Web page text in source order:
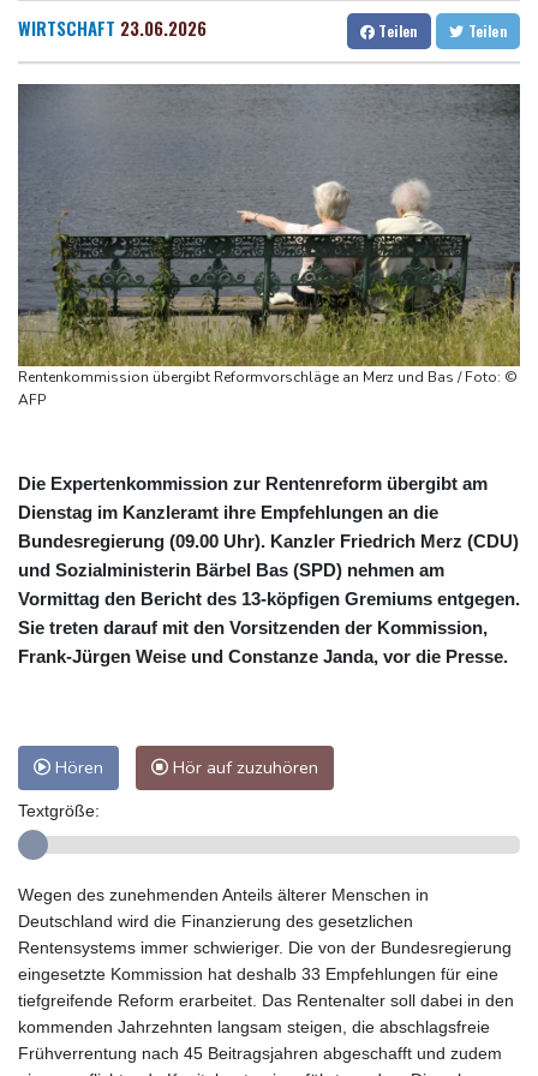
Dresden
26 °C Wien
29 °C
Salzburg
29 °C
Baden-Baden
27 °C
Gesamtführung
Drohne explodiert an der Grenze zwischen Rumänien und
Bulgarien nahe Gaspipeline
Lionel Messi trauert um seinen Vater
Absturz von Ultraleichtflugzeug: 72-jähriger Pilot stirbt in Baden-
Württemberg
Selenskyj warnt in Belgrad vor Folgen russischer Angriffe für
den Winter
Drohnen über Bundeswehrstandort in Nordrhein-Westfalen
gesichtet
Ungarns Regierungspartei nominiert Ex-Gerichtspräsidenten
Baka als Staatschef
WIRTSCHAFT 23.06.2026 Teilen Teilen
Rentenkommission übergibt Reformvorschläge an Merz und Bas / Foto: ©
AFP
Die Expertenkommission zur Rentenreform übergibt am
Dienstag im Kanzleramt ihre Empfehlungen an die
Bundesregierung (09.00 Uhr). Kanzler Friedrich Merz (CDU)
und Sozialministerin Bärbel Bas (SPD) nehmen am
Vormittag den Bericht des 13-köpfigen Gremiums entgegen.
Sie treten darauf mit den Vorsitzenden der Kommission,
Frank-Jürgen Weise und Constanze Janda, vor die Presse.
Hören Hör auf zuzuhören
Textgröße:
Wegen des zunehmenden Anteils älterer Menschen in
Deutschland wird die Finanzierung des gesetzlichen
Rentensystems immer schwieriger. Die von der Bundesregierung
eingesetzte Kommission hat deshalb 33 Empfehlungen für eine
tiefgreifende Reform erarbeitet. Das Rentenalter soll dabei in den
kommenden Jahrzehnten langsam steigen, die abschlagsfreie
Frühverrentung nach 45 Beitragsjahren abgeschafft und zudem